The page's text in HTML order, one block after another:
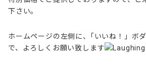
下さい。
ホームページの左側に、｢いいね！」ボ
で、よろしくお願い致します